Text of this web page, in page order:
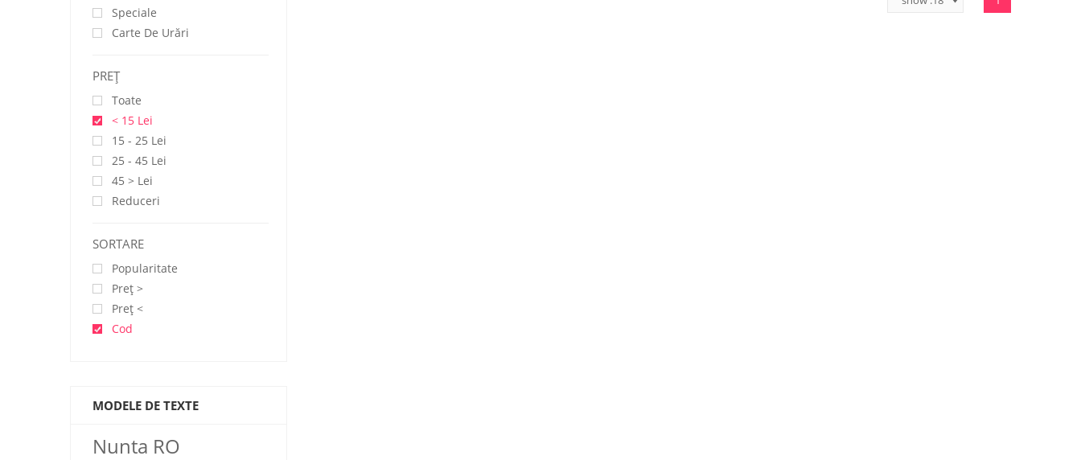
Speciale
Carte De Urări
PREŢ
Toate
< 15 Lei
15 - 25 Lei
25 - 45 Lei
45 > Lei
Reduceri
SORTARE
Popularitate
Preţ >
Preţ <
Cod
MODELE DE TEXTE
Nunta RO